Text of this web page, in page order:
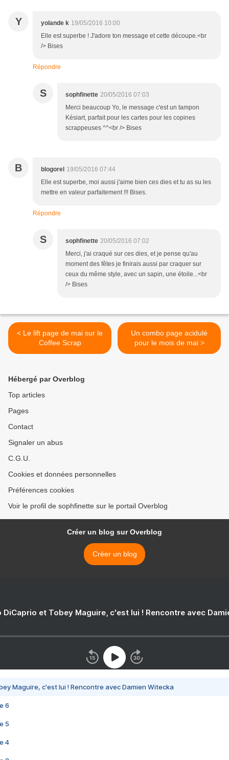
Y yolande k 19/05/2016 10:00
Elle est superbe ! J'adore ton message et cette découpe.<br
/> Bises
Répondre
S sophfinette 20/05/2016 07:03
Merci beaucoup Yo, le message c'est un tampon
Késiart, parfait pour les cartes pour les copines
scrappeuses ^^<br /> Bises
B blogorel 19/05/2016 07:44
Elle est superbe, moi aussi j'aime bien ces dies et tu as su les
mettre en valeur parfaitement !!! Bises.
Répondre
S sophfinette 20/05/2016 07:02
Merci, j'ai craqué sur ces dies, et je pense qu'au
moment des fêtes je finirais aussi par craquer sur
ceux du même style, avec un sapin, une étoile...<br
/> Bises
< Le lift page de mai sur le
Coffee Scrap
Un combo page acidulé
pour le mois de mai >
Hébergé par Overblog
Top articles
Pages
Contact
Signaler un abus
C.G.U.
Cookies et données personnelles
Préférences cookies
Voir le profil de sophfinette sur le portail Overblog
Créer un blog sur Overblog
Créer un blog
DiCaprio et Tobey Maguire, c'est lui ! Rencontre avec
Maguire, c'est lui ! Rencontre avec Damien Witecka
6
5
4